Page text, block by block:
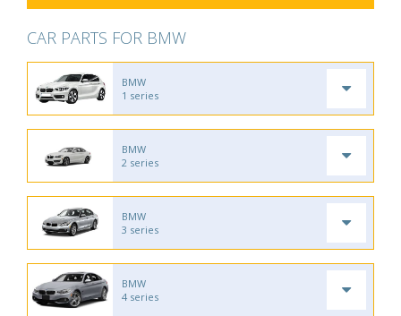
CAR PARTS FOR BMW
BMW
1 series
BMW
2 series
BMW
3 series
BMW
4 series